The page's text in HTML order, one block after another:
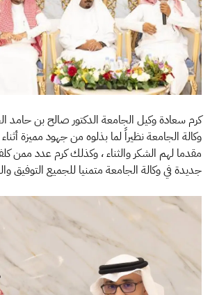
​كرم سعادة وكيل الجامعة الدكتور صالح بن حامد
وكالة الجامعة نظيراً لما بذلوه من جهود مميزة
مقدما لهم الشكر والثناء ، وكذلك كرم عدد ممن
جديدة في وكالة الجامعة متمنيا للجميع التوفيق
الصورة